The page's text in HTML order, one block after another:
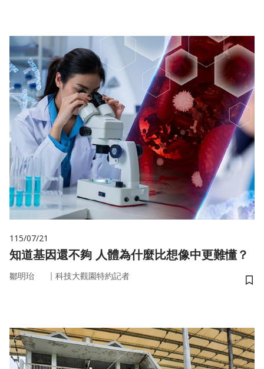
115/07/21
知道基因還不夠 人體為什麼比想像中更難懂？
鄒明珆 ｜ 科技大觀園特約記者
儲